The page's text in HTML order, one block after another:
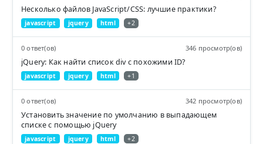
Несколько файлов JavaScript/CSS: лучшие практики?
javascript jquery html +2
0 ответ(ов) 346 просмотр(ов)
jQuery: Как найти список div с похожими ID?
javascript jquery html +1
0 ответ(ов) 342 просмотр(ов)
Установить значение по умолчанию в выпадающем
списке с помощью jQuery
javascript jquery html +2